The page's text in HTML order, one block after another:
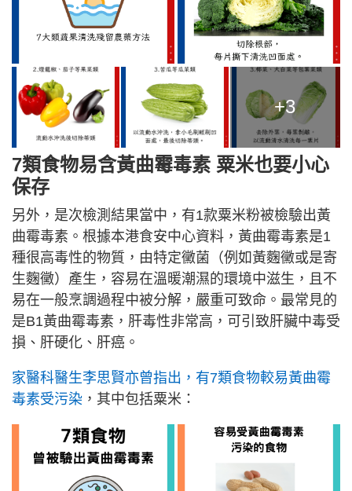
+3
7類食物易含黃曲霉毒素 粟米也要小心
保存
另外，是次檢測結果當中，有1款粟米粉被檢驗出黃
曲霉毒素。根據本港食安中心資料，黃曲霉毒素是1
種很高毒性的物質，由特定黴菌（例如黃麴黴或是寄
生麴黴）產生，容易在溫暖潮濕的環境中滋生，且不
易在一般烹調過程中被分解，嚴重可致命。最常見的
是B1黃曲霉毒素，肝毒性非常高，可引致肝臟中毒受
損、肝硬化、肝癌。
家醫科醫生李思賢亦曾指出，有7類食物較易黃曲霉
毒素受污染 ，其中包括粟米：